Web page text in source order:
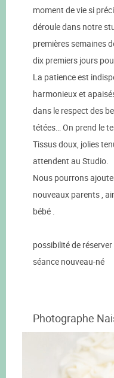
moment de vie si
déroule dans notre
premières semaines
dix premiers jours
La patience est
harmonieux et
dans le respect des
tétées… On prend le
Tissus doux, jolies
attendent au Studio.
Nous pourrons
nouveaux parents ,
bébé .
possibilité de
séance nouveau-né
Photographe